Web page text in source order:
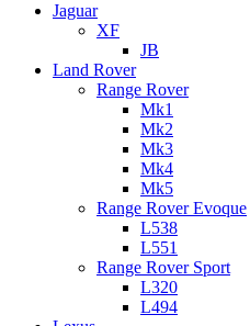
Jaguar
XF
JB
Land Rover
Range Rover
Mk1
Mk2
Mk3
Mk4
Mk5
Range Rover Evoque
L538
L551
Range Rover Sport
L320
L494